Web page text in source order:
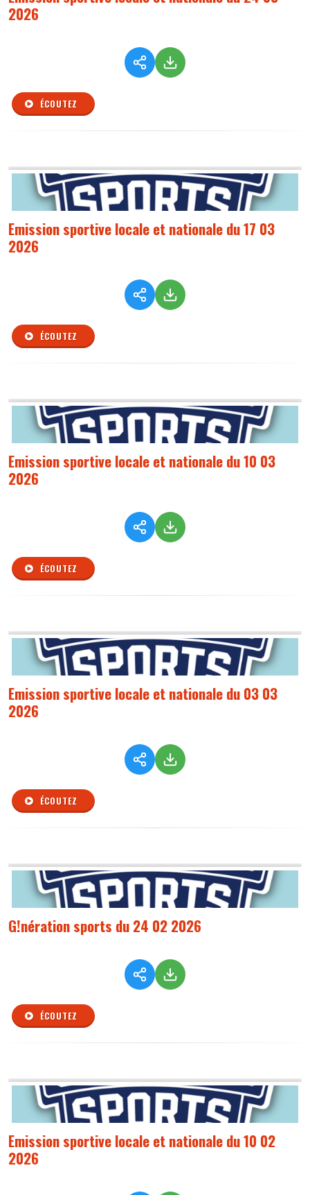
2026
ÉCOUTEZ
Emission sportive locale et nationale du 17 03
2026
ÉCOUTEZ
Emission sportive locale et nationale du 10 03
2026
ÉCOUTEZ
Emission sportive locale et nationale du 03 03
2026
ÉCOUTEZ
G!nération sports du 24 02 2026
ÉCOUTEZ
Emission sportive locale et nationale du 10 02
2026